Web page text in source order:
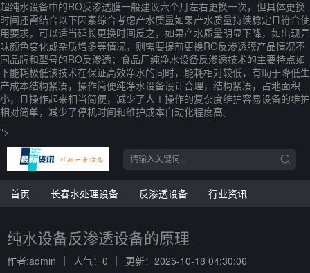
超纯水设备中的RO反渗透膜一般建议六个月左右更换一次，但具体更换
时间还需结合以下因素综合考虑产水质量如果产水质量持续稳定且符合使
用要求，可以适当延长更换时间反之，如果产水质量明显下降，如出现异
味颜色变化或杂质增多等情况，则需要提前更换RO反渗透膜产品情况不
同品牌和型号的RO反渗透；食品厂纯净水设备反渗透技术的主要特点如
下能耗极低该技术在保证高效净水的同时，能耗相对较低，有助于降低生
产成本结构紧凑，操作简便纯净水设备设计合理，结构紧凑，占地面积
小，且操作起来相当简便，减少了人工操作的复杂度维护容易设备的维护
相对简单，减少了停机时间和维护成本自动化程度高。
">
首页 长春水处理设备 反渗透设备 行业资讯
纯水设备反渗透设备的原理
作者:admin 人气：0
更新：2025-10-18 04:30:06